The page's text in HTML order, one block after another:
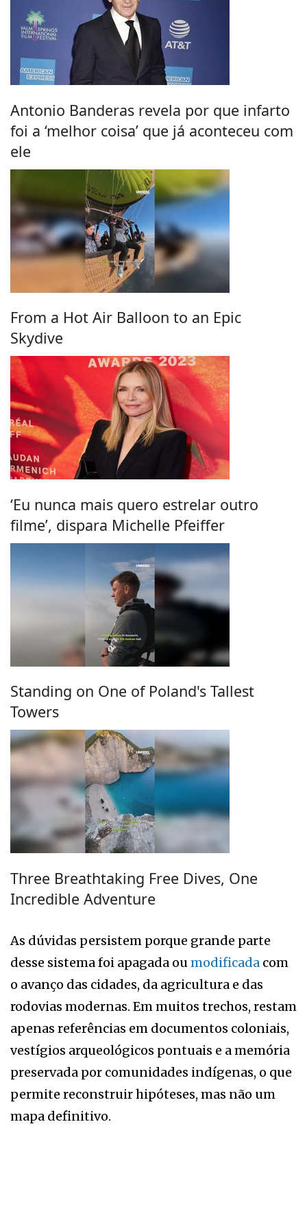
Antonio Banderas revela por que infarto
foi a ‘melhor coisa’ que já aconteceu com
ele
From a Hot Air Balloon to an Epic
Skydive
‘Eu nunca mais quero estrelar outro
filme’, dispara Michelle Pfeiffer
Standing on One of Poland's Tallest
Towers
Three Breathtaking Free Dives, One
Incredible Adventure
As dúvidas persistem porque grande parte
desse sistema foi apagada ou modificada com
o avanço das cidades, da agricultura e das
rodovias modernas. Em muitos trechos, restam
apenas referências em documentos coloniais,
vestígios arqueológicos pontuais e a memória
preservada por comunidades indígenas, o que
permite reconstruir hipóteses, mas não um
mapa definitivo.